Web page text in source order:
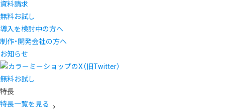
資料請求
無料お試し
導入を検討中の方へ
制作・開発会社の方へ
お知らせ
無料お試し
特長
特長一覧を見る